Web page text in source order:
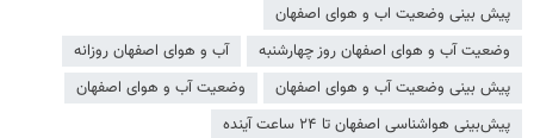
پیش بینی وضعیت اب و هوای اصفهان
وضعیت آب و هوای اصفهان روز چهارشنبه
آب و هوای اصفهان روزانه
پیش بینی وضعیت آب و هوای اصفهان
وضعیت آب و هوای اصفهان
پیش‌بینی هواشناسی اصفهان تا ۲۴ ساعت آینده